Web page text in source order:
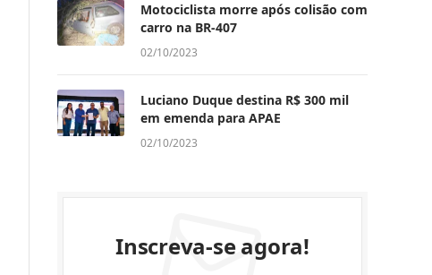
Motociclista morre após colisão com
carro na BR-407
02/10/2023
Luciano Duque destina R$ 300 mil
em emenda para APAE
02/10/2023
Inscreva-se agora!